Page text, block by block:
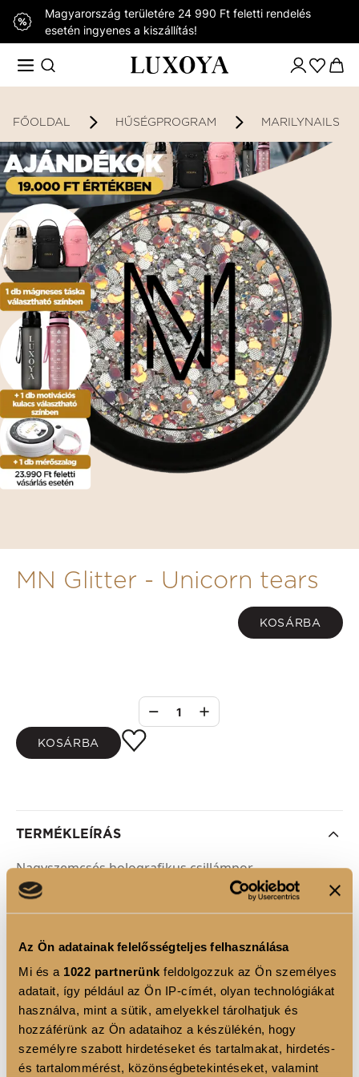
Az Ön adatainak felelősségteljes felhasználása
Mi és a 1022 partnerünk feldolgozzuk az Ön személyes
adatait, így például az Ön IP-címét, olyan technológiákat
használva, mint a sütik, amelyekkel tárolhatjuk és
hozzáférünk az Ön adataihoz a készülékén, hogy
személyre szabott hirdetéseket és tartalmakat, hirdetés-
és tartalommérést, közönségbetekintéseket, valamint
Magyarország területére 24 990 Ft feletti rendelés
esetén ingyenes a kiszállítás!
FŐOLDAL HŰSÉGPROGRAM MARILYNAILS
MN Glitter - Unicorn tears
KOSÁRBA
1
KOSÁRBA
TERMÉKLEÍRÁS
Nagyszemcsés holografikus csillámpor
pillanatok alatt dobhatod fel vendégeid körmeit. A
különböző irányokból érkező fénysugarak hatására
az eredmény egy meleg árnyalatokban tündöklő
színkavalkád.
Sokoldalú alkalmazásuknak köszönhetően
különböző textúrákat érhetsz el a csillámpor